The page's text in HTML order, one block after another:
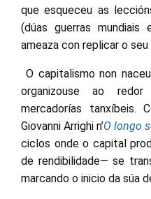
que esqueceu as
(dúas guerras
ameaza con replicar o
O capitalismo non
organizouse ao
mercadorías tanxíbeis.
Giovanni Arrighi n’O longo
ciclos onde o capital
de rendibilidade— se
marcando o inicio da súa